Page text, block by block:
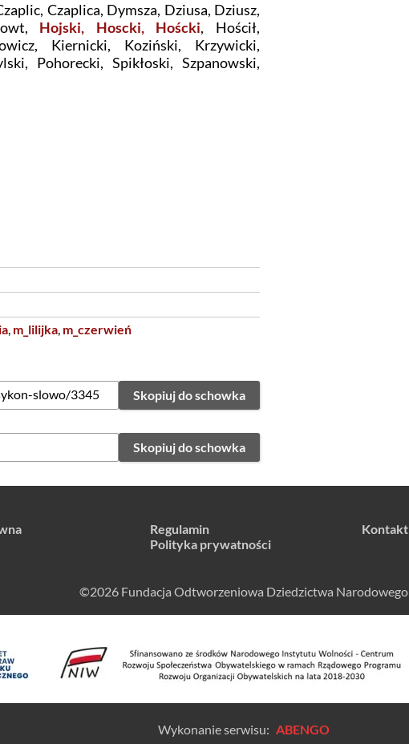
Czaplica, Dymsza, Dziusa, Dziusz,
Hojski, Hoscki, Hoścki, Hościł,
Kiernicki, Koziński, Krzywicki,
Pohorecki, Spikłoski, Szpanowski,
, m_lilijka, m_czerwień
Skopiuj do schowka
Skopiuj do schowka
Regulamin
Polityka prywatności
Kontakt
©2026 Fundacja Odtworzeniowa Dziedzictwa Narodowego
Wykonanie serwisu: ABENGO